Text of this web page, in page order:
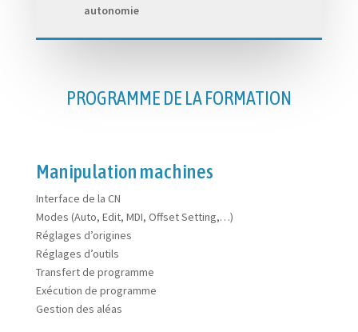
autonomie
PROGRAMME DE LA FORMATION
Manipulation machines
Interface de la CN
Modes (Auto, Edit, MDI, Offset Setting,…)
Réglages d’origines
Réglages d’outils
Transfert de programme
Exécution de programme
Gestion des aléas